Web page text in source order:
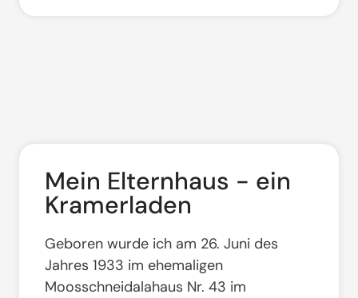
Mein Elternhaus - ein
Kramerladen
Geboren wurde ich am 26. Juni des
Jahres 1933 im ehemaligen
Moosschneidalahaus Nr. 43 im